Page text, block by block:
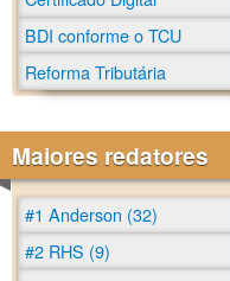
BDI conforme o TCU
Reforma Tributária
Maiores redatores
#1 Anderson (32)
#2 RHS (9)